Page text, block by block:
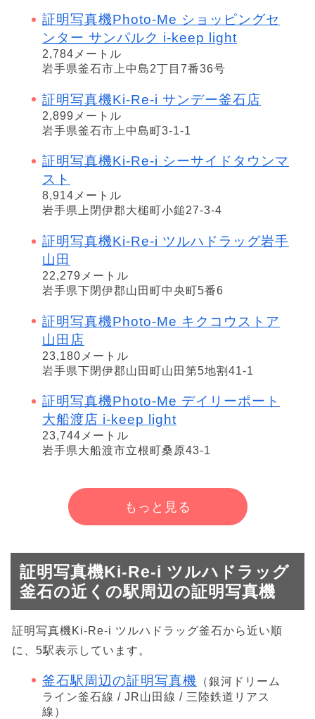
証明写真機Photo-Me ショッピングセ
ンター サンパルク i-keep light
2,784メートル
岩手県釜石市上中島2丁目7番36号
証明写真機Ki-Re-i サンデー釜石店
2,899メートル
岩手県釜石市上中島町3-1-1
証明写真機Ki-Re-i シーサイドタウンマ
スト
8,914メートル
岩手県上閉伊郡大槌町小鎚27-3-4
証明写真機Ki-Re-i ツルハドラッグ岩手
山田
22,279メートル
岩手県下閉伊郡山田町中央町5番6
証明写真機Photo-Me キクコウストア
山田店
23,180メートル
岩手県下閉伊郡山田町山田第5地割41-1
証明写真機Photo-Me デイリーポート
大船渡店 i-keep light
23,744メートル
岩手県大船渡市立根町桑原43-1
もっと見る
証明写真機Ki-Re-i ツルハドラッグ
釜石の近くの駅周辺の証明写真機
証明写真機Ki-Re-i ツルハドラッグ釜石から近い順
に、5駅表示しています。
釜石駅周辺の証明写真機
（銀河ドリーム
ライン釜石線 / JR山田線 / 三陸鉄道リアス
線）